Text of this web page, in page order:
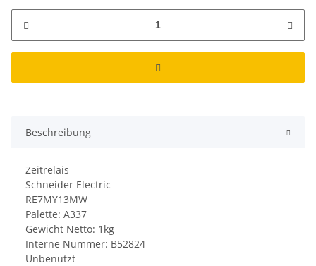
Beschreibung
Zeitrelais
Schneider Electric
RE7MY13MW
Palette: A337
Gewicht Netto: 1kg
Interne Nummer: B52824
Unbenutzt